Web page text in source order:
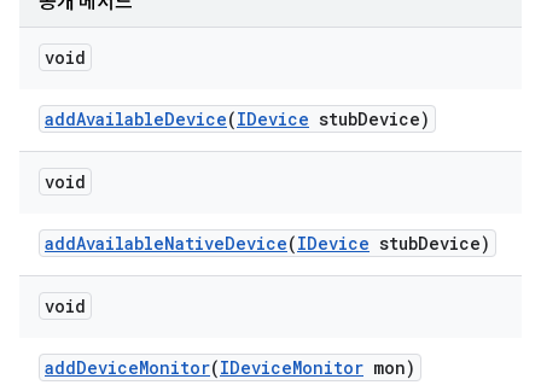
void
addAvailableDevice(IDevice stubDevice)
void
addAvailableNativeDevice(IDevice stubDevice)
void
addDeviceMonitor(IDeviceMonitor mon)